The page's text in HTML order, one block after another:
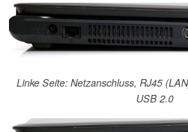
Linke Seite: Netzanschluss, RJ45
USB 2.0